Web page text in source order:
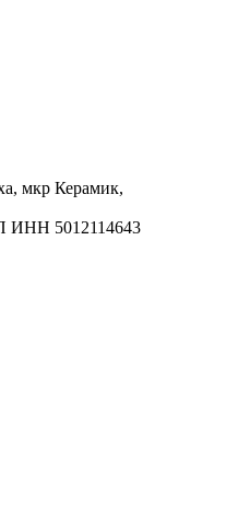
мкр Керамик,
5012114643